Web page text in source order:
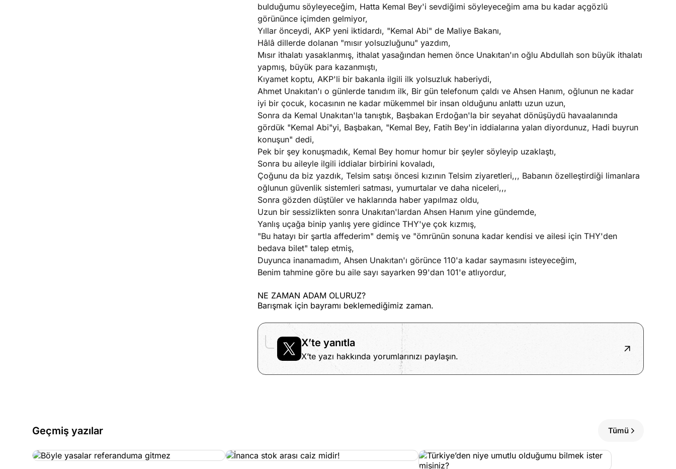
bulduğumu söyleyeceğim, Hatta Kemal Bey'i sevdiğimi söyleyeceğim ama bu kadar açgözlü
görününce içimden gelmiyor,
Yıllar önceydi, AKP yeni iktidardı, "Kemal Abi" de Maliye Bakanı,
Hâlâ dillerde dolanan "mısır yolsuzluğunu" yazdım,
Mısır ithalatı yasaklanmış, ithalat yasağından hemen önce Unakıtan'ın oğlu Abdullah son büyük ithalatı
yapmış, büyük para kazanmıştı,
Kıyamet koptu, AKP'li bir bakanla ilgili ilk yolsuzluk haberiydi,
Ahmet Unakıtan'ı o günlerde tanıdım ilk, Bir gün telefonum çaldı ve Ahsen Hanım, oğlunun ne kadar
iyi bir çocuk, kocasının ne kadar mükemmel bir insan olduğunu anlattı uzun uzun,
Sonra da Kemal Unakıtan'la tanıştık, Başbakan Erdoğan'la bir seyahat dönüşüydü havaalanında
gördük "Kemal Abi"yi, Başbakan, "Kemal Bey, Fatih Bey'in iddialarına yalan diyordunuz, Hadi buyrun
konuşun" dedi,
Pek bir şey konuşmadık, Kemal Bey homur homur bir şeyler söyleyip uzaklaştı,
Sonra bu aileyle ilgili iddialar birbirini kovaladı,
Çoğunu da biz yazdık, Telsim satışı öncesi kızının Telsim ziyaretleri,,, Babanın özelleştirdiği limanlara
oğlunun güvenlik sistemleri satması, yumurtalar ve daha niceleri,,,
Sonra gözden düştüler ve haklarında haber yapılmaz oldu,
Uzun bir sessizlikten sonra Unakıtan'lardan Ahsen Hanım yine gündemde,
Yanlış uçağa binip yanlış yere gidince THY'ye çok kızmış,
"Bu hatayı bir şartla affederim" demiş ve "ömrünün sonuna kadar kendisi ve ailesi için THY'den
bedava bilet" talep etmiş,
Duyunca inanamadım, Ahsen Unakıtan'ı görünce 110'a kadar saymasını isteyeceğim,
Benim tahmine göre bu aile sayı sayarken 99'dan 101'e atlıyordur,
NE ZAMAN ADAM OLURUZ?
Barışmak için bayramı beklemediğimiz zaman.
X’te yanıtla
X’te yazı hakkında yorumlarınızı paylaşın.
Geçmiş yazılar Tümü